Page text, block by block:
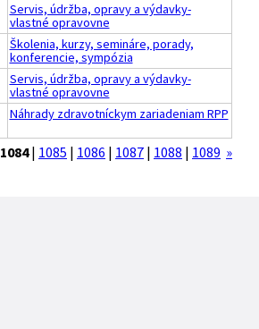
Servis, údržba, opravy a výdavky-
vlastné opravovne
Školenia, kurzy, semináre, porady,
konferencie, sympózia
Servis, údržba, opravy a výdavky-
vlastné opravovne
Náhrady zdravotníckym zariadeniam RPP
1084| 1085 | 1086 | 1087 | 1088 | 1089 »